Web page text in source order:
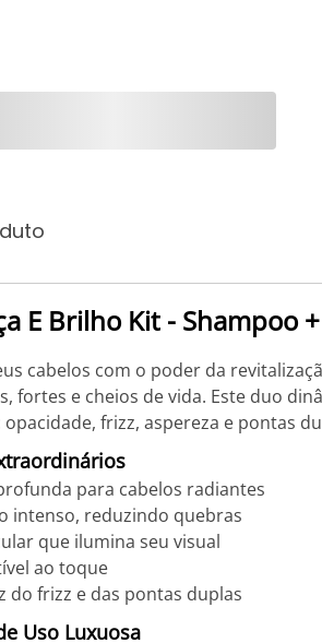
E Brilho Kit - Shampoo
cabelos com o poder da
fortes e cheios de vida. Este duo
opacidade, frizz, aspereza e pontas
para cabelos radiantes
intenso, reduzindo quebras
que ilumina seu visual
ao toque
do frizz e das pontas duplas
Uso Luxuosa